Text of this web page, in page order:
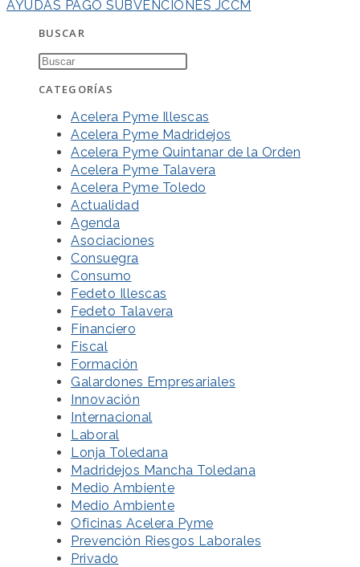
AYUDAS PAGO SUBVENCIONES JCCM
BUSCAR
CATEGORÍAS
Acelera Pyme Illescas
Acelera Pyme Madridejos
Acelera Pyme Quintanar de la Orden
Acelera Pyme Talavera
Acelera Pyme Toledo
Actualidad
Agenda
Asociaciones
Consuegra
Consumo
Fedeto Illescas
Fedeto Talavera
Financiero
Fiscal
Formación
Galardones Empresariales
Innovación
Internacional
Laboral
Lonja Toledana
Madridejos Mancha Toledana
Medio Ambiente
Medio Ambiente
Oficinas Acelera Pyme
Prevención Riesgos Laborales
Privado